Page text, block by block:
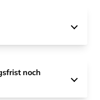
noch